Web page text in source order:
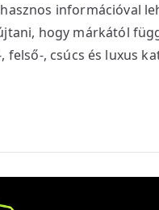
információval
hogy márkától
felső-, csúcs és luxus